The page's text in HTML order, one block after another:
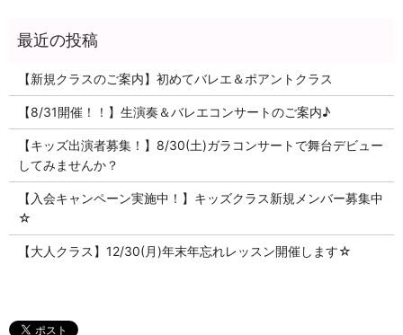
【新規クラスのご案内】初めてバレエ＆ポアントクラス
【8/31開催！！】生演奏＆バレエコンサートのご案内♪
【キッズ出演者募集！】8/30(土)ガラコンサートで舞台デビュー
してみませんか？
【入会キャンペーン実施中！】キッズクラス新規メンバー募集中
☆
【大人クラス】12/30(月)年末年忘れレッスン開催します☆